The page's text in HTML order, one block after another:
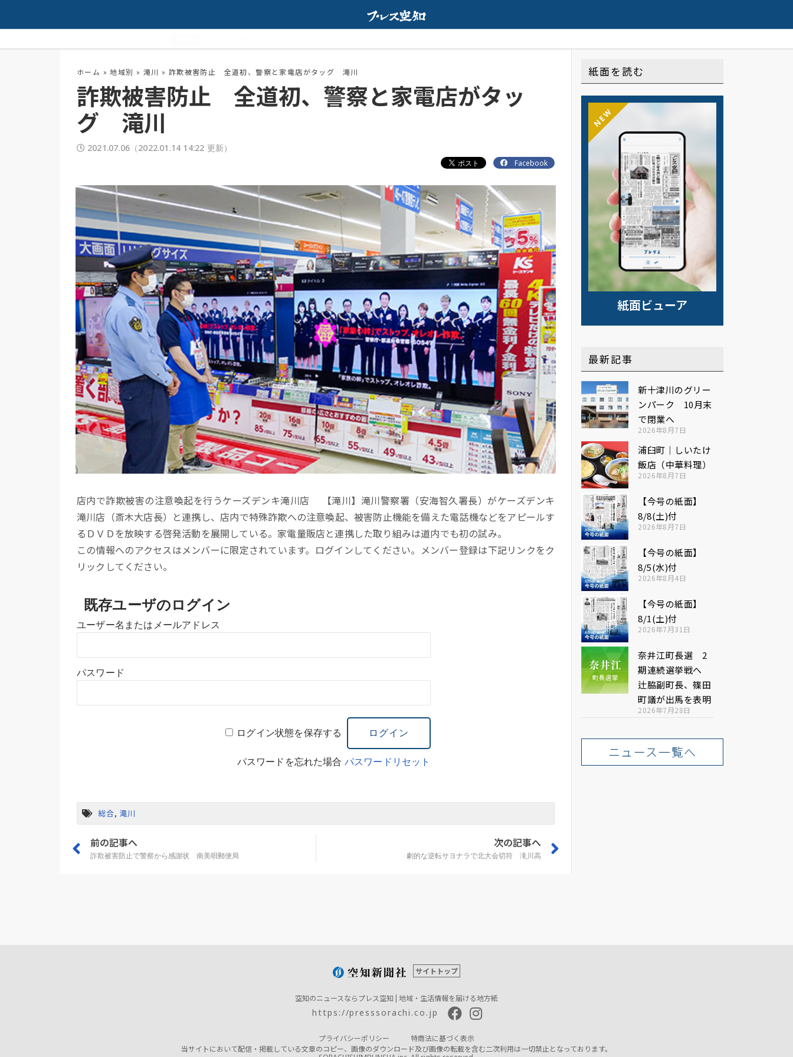
ホーム »地域別 » 滝川 » 詐欺被害防止 全道初、警察と家電店がタッグ 滝川
詐欺被害防止 全道初、警察と家電店がタッ
グ 滝川
2021.07.06 （2022.01.14 14:22 更新）
Facebook
店内で詐欺被害の注意喚起を行うケーズデンキ滝川店 【滝川】滝川警察署（安海智久署長）がケーズデンキ
滝川店（斎木大店長）と連携し、店内で特殊詐欺への注意喚起、被害防止機能を備えた電話機などをアピールす
るＤＶＤを放映する啓発活動を展開している。家電量販店と連携した取り組みは道内でも初の試み。
この情報へのアクセスはメンバーに限定されています。ログインしてください。メンバー登録は下記リンクをク
リックしてください。
既存ユーザのログイン
ユーザー名またはメールアドレス
パスワード
ログイン状態を保存する
パスワードを忘れた場合 パスワードリセット
総合, 滝川
前の記事へ
詐欺被害防止で警察から感謝状 南美唄郵便局
次の記事へ
劇的な逆転サヨナラで北大会切符 滝川高
紙面を読む
紙面ビューア
NEW
最新記事
新十津川のグリー
ンパーク 10月末
で閉業へ
2026年8月7日
浦臼町｜しいたけ
飯店（中華料理）
2026年8月7日
【今号の紙面】
8/8(土)付
2026年8月7日
【今号の紙面】
8/5(水)付
2026年8月4日
【今号の紙面】
8/1(土)付
2026年7月31日
奈井江町長選 2
期連続選挙戦へ
辻脇副町長、篠田
町議が出馬を表明
2026年7月28日
ニュース一覧へ
サイトトップ
空知のニュースならプレス空知 | 地域・生活情報を届ける地方紙
https://presssorachi.co.jp
プライバシーポリシー
特商法に基づく表示
当サイトにおいて配信・掲載している文章のコピー、画像のダウンロード及び画像の転載を含む二次利用は一切禁止となっております。